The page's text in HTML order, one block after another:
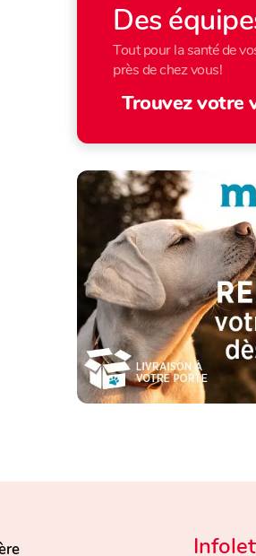
Des
Tout pour la santé de
près de chez vous!
Trouvez votre